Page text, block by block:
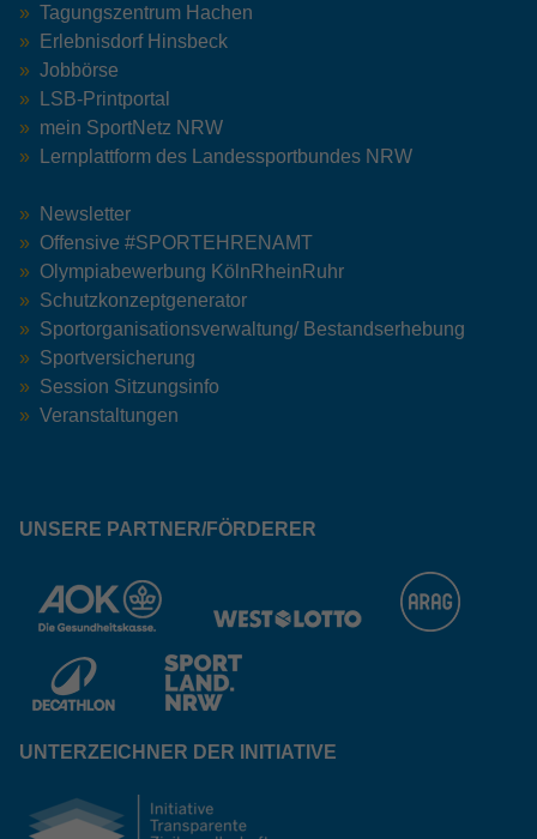
Tagungszentrum Hachen
Erlebnisdorf Hinsbeck
Jobbörse
LSB-Printportal
mein SportNetz NRW
Lernplattform des Landessportbundes NRW
Newsletter
Offensive #SPORTEHRENAMT
Olympiabewerbung KölnRheinRuhr
Schutzkonzeptgenerator
Sportorganisationsverwaltung/ Bestandserhebung
Sportversicherung
Session Sitzungsinfo
Veranstaltungen
UNSERE PARTNER/FÖRDERER
UNTERZEICHNER DER INITIATIVE